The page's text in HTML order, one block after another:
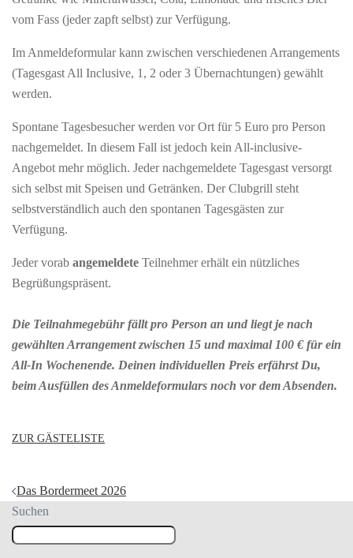
vom Fass (jeder zapft selbst) zur Verfügung.
Im Anmeldeformular kann zwischen verschiedenen Arrangements
(Tagesgast All Inclusive, 1, 2 oder 3 Übernachtungen) gewählt
werden.
Spontane Tagesbesucher werden vor Ort für 5 Euro pro Person
nachgemeldet. In diesem Fall ist jedoch kein All-inclusive-
Angebot mehr möglich. Jeder nachgemeldete Tagesgast versorgt
sich selbst mit Speisen und Getränken. Der Clubgrill steht
selbstverständlich auch den spontanen Tagesgästen zur
Verfügung.
Jeder vorab angemeldete Teilnehmer erhält ein nützliches
Begrüßungspräsent.
Die Teilnahmegebühr fällt pro Person an und liegt je nach
gewählten Arrangement zwischen 15 und maximal 100 € für ein
All-In Wochenende. Deinen individuellen Preis erfährst Du,
beim Ausfüllen des Anmeldeformulars noch vor dem Absenden.
ZUR GÄSTELISTE
Beitragsnavigation
Das Bordermeet 2026
Suchen